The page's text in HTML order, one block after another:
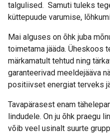
talgulised. Samuti tuleks
küttepuude varumise,
Mai alguses on õhk juba
toimetama jääda. Üheskoos
märkamatult tehtud ning
garanteerivad meeldejääva
positiivset energiat terveks
Tavapärasest enam
lindudele. On ju õhk praegu
võib veel usinalt suurte